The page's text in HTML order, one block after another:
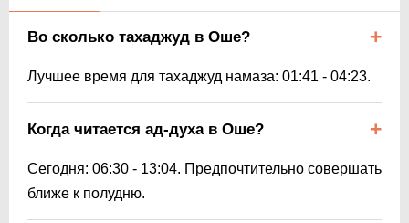
Во сколько тахаджуд в Оше?
Лучшее время для тахаджуд намаза: 01:41 - 04:23.
Когда читается ад-духа в Оше?
Сегодня: 06:30 - 13:04. Предпочтительно совершать
ближе к полудню.